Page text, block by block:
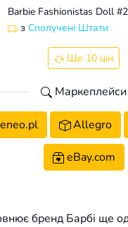
з Сполучені Штати
Ще 10 цін
Маркеплейси
Allegro
eBay.com
бренд Барбі ще